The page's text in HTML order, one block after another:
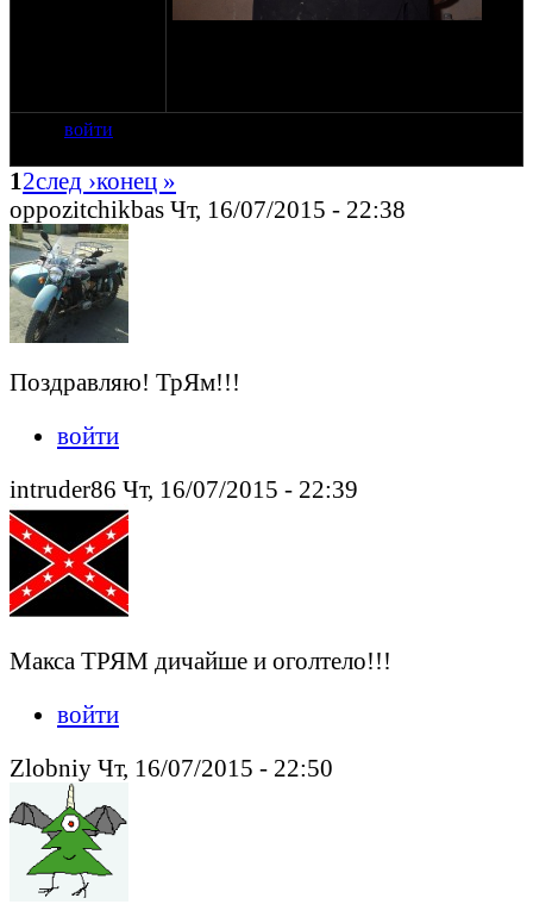
войти
12след ›конец »
oppozitchikbas Чт, 16/07/2015 - 22:38
Поздравляю! ТрЯм!!!
войти
intruder86 Чт, 16/07/2015 - 22:39
Макса ТРЯМ дичайше и оголтело!!!
войти
Zlobniy Чт, 16/07/2015 - 22:50